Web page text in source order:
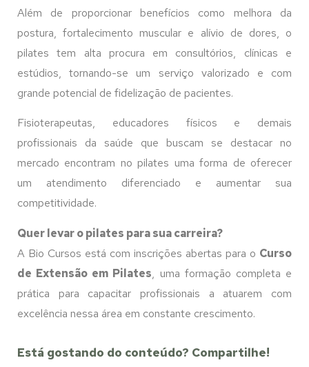
Além de proporcionar benefícios como melhora da
postura, fortalecimento muscular e alívio de dores, o
pilates tem alta procura em consultórios, clínicas e
estúdios, tornando-se um serviço valorizado e com
grande potencial de fidelização de pacientes.
Fisioterapeutas, educadores físicos e demais
profissionais da saúde que buscam se destacar no
mercado encontram no pilates uma forma de oferecer
um atendimento diferenciado e aumentar sua
competitividade.
Quer levar o pilates para sua carreira?
A Bio Cursos está com inscrições abertas para o Curso
de Extensão em Pilates, uma formação completa e
prática para capacitar profissionais a atuarem com
excelência nessa área em constante crescimento.
Está gostando do conteúdo? Compartilhe!